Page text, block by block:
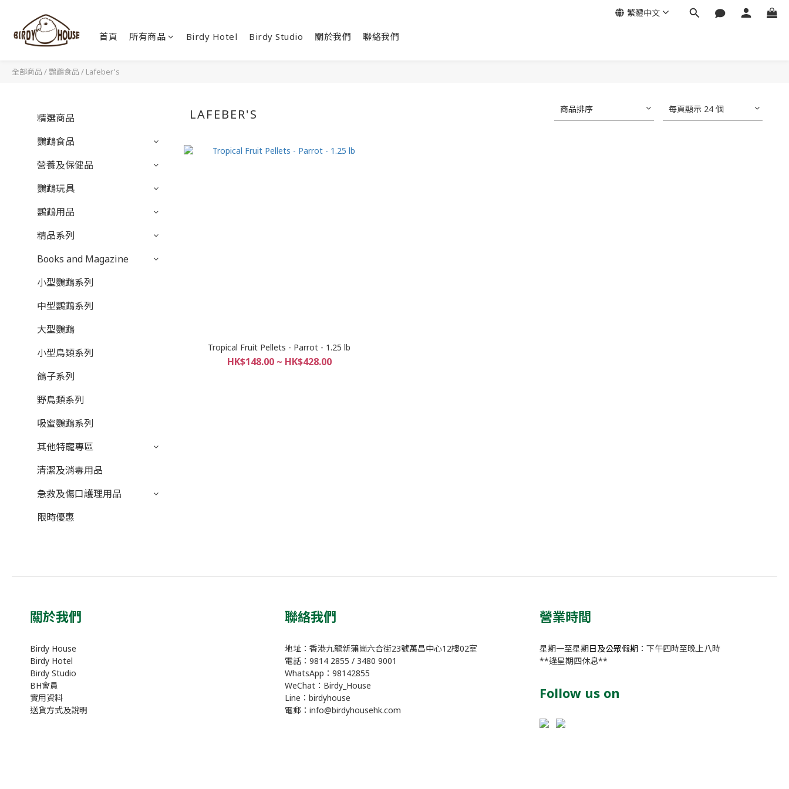
首頁 所有商品 Birdy Hotel Birdy Studio 關於我們 聯絡我們
繁體中文
全部商品 / 鸚鵡食品 / Lafeber's
精選商品
鸚鵡食品
營養及保健品
鸚鵡玩具
鸚鵡用品
精品系列
Books and Magazine
小型鸚鵡系列
中型鸚鵡系列
大型鸚鵡
小型鳥類系列
鴿子系列
野鳥類系列
吸蜜鸚鵡系列
其他特寵專區
清潔及消毒用品
急救及傷口護理用品
限時優惠
LAFEBER'S 商品排序 每頁顯示 24 個
Tropical Fruit Pellets - Parrot - 1.25 lb
HK$148.00 ~ HK$428.00
關於我們
Birdy House
Birdy Hotel
Birdy Studio
BH會員
實用資料
送貨方式及說明
聯絡我們
地址：香港九龍新蒲崗六合街23號萬昌中心12樓02室
電話：9814 2855 / 3480 9001
WhatsApp：98142855
WeChat：Birdy_House
Line：birdyhouse
電郵：info@birdyhousehk.com
營業時間
星期一至星期日及公眾假期 ：下午四時至晚上八時
**逢星期四休息**
Follow us on